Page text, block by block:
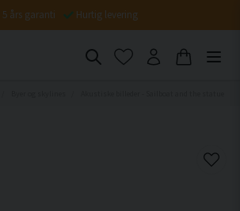
5 års garanti Hurtig levering